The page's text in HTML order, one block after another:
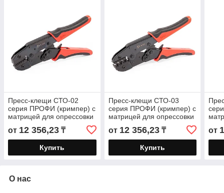
Пресс-клещи СТО-02
серия ПРОФИ (кримпер) с
матрицей для опрессовки
изолированных и
неизолированных
от 12 356,23 ₸
Купить
Пресс-клещи СТО-03
серия ПРОФИ (кримпер) с
матрицей для опрессовки
изолированных и
неизолированных
от 12 356,23₸
Купить
от
О нас